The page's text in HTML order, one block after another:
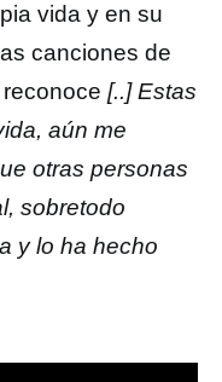
vida y en su
canciones de
[..] Estas
aún me
otras personas
sobretodo
y lo ha hecho